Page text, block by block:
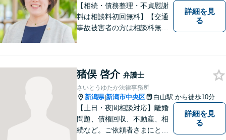
【相続・債務整理・不貞慰謝
料は相談料初回無料】【交通
事故被害者の方は相談料無料
るため日々研鑽を積んでいま
詳細を見
る
猪俣 啓介 弁護士
さいとうゆたか法律事務所
新潟県|新潟市中央区 白山駅 から徒歩10分
【土日・夜間相談対応】離婚
問題、債権回収、不動産、相
続など。ご依頼者さまにとっ
詳細を見
る